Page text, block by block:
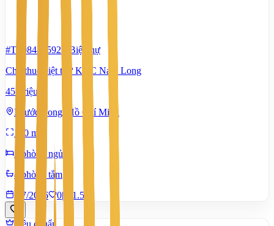
#TS98486592-
Biệt thự
Cho thuê biệt thự KDC Nam Long
45 Triệu
Phước Long, Hồ Chí Minh
180 m²
3 phòng ngủ
4 phòng tắm
8/7/2026
0| 1.584